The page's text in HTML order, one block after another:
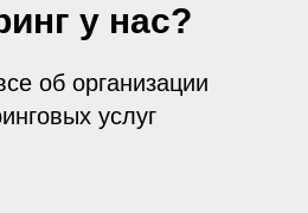
у нас?
об организации
услуг